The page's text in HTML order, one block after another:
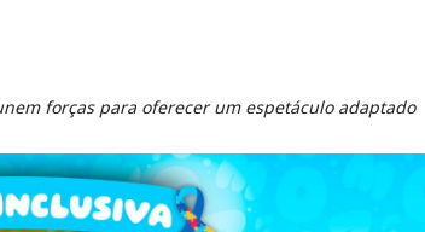
forças para oferecer um espetáculo adaptado